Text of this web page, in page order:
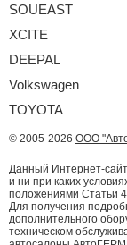
SOUEAST
XCITE
DEEPAL
Volkswagen
TOYOTA
© 2005-2026 ООО
Данный Интернет-
и ни при каких
положениями Статьи
Для получения
дополнительного
техническом